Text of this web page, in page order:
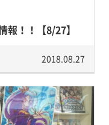
報！！【8/27】
2018.08.27